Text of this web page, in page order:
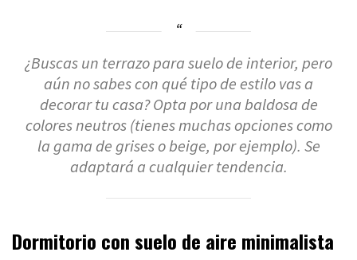
¿Buscas un terrazo para suelo de interior, pero
aún no sabes con qué tipo de estilo vas a
decorar tu casa? Opta por una baldosa de
colores neutros (tienes muchas opciones como
la gama de grises o beige, por ejemplo). Se
adaptará a cualquier tendencia.
Dormitorio con suelo de aire minimalista